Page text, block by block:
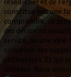
constitue pas une
comprendre, de
des décisions
service, ou une
concevoir des
utilisateurs. Et qui
richesse. Nous